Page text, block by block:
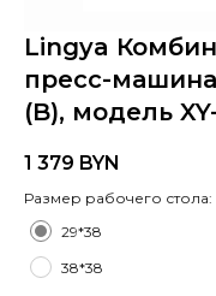
Lingya
пресс-
(B), модель
1 379 BYN
Размер рабочего стола:
29*38
38*38